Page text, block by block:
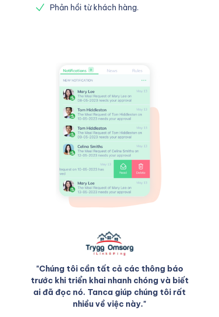
Phản hồi từ khách hàng.
"Chúng tôi cần tất cả các thông báo
trước khi triển khai nhanh chóng và biết
ai đã đọc nó. Tanca giúp chúng tôi rất
nhiều về việc này."